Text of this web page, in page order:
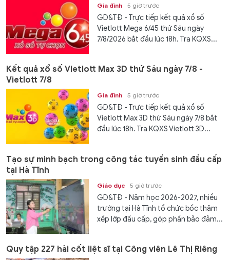
Gia đình 5 giờ trước
GD&TĐ - Trực tiếp kết quả xổ số
Vietlott Mega 6/45 thứ Sáu ngày
7/8/2026 bắt đầu lúc 18h. Tra KQXS...
Kết quả xổ số Vietlott Max 3D thứ Sáu ngày 7/8 -
Vietlott 7/8
Gia đình 5 giờ trước
GD&TĐ - Trực tiếp kết quả xổ số
Vietlott Max 3D thứ Sáu ngày 7/8 bắt
đầu lúc 18h. Tra KQXS Vietlott 3D...
Tạo sự minh bạch trong công tác tuyển sinh đầu cấp
tại Hà Tĩnh
Giáo dục 5 giờ trước
GD&TĐ - Năm học 2026-2027, nhiều
trường tại Hà Tĩnh tổ chức bốc thăm
xếp lớp đầu cấp, góp phần bảo đảm...
Quy tập 227 hài cốt liệt sĩ tại Công viên Lê Thị Riêng